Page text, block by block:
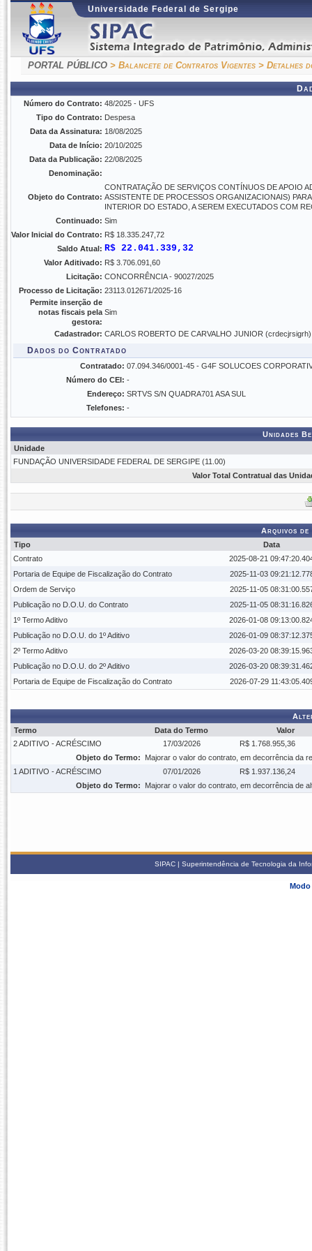
Universidade Federal de Sergipe
PORTAL PÚBLICO > Balancete de Contratos Vigentes > Detalhes
Número do Contrato: 48/2025 - UFS
Tipo do Contrato: Despesa
Data da Assinatura: 18/08/2025
Data de Início: 20/10/2025
Data da Publicação: 22/08/2025
Denominação:
Objeto do Contrato:
CONTRATAÇÃO DE SERVIÇOS CONTÍNUOS DE APOIO
ASSISTENTE DE PROCESSOS ORGANIZACIONAIS)
INTERIOR DO ESTADO, A SEREM EXECUTADOS COM
Continuado: Sim
Valor Inicial do Contrato: R$ 18.335.247,72
Saldo Atual: R$ 22.041.339,32
Valor Aditivado: R$ 3.706.091,60
Licitação: CONCORRÊNCIA - 90027/2025
Processo de Licitação: 23113.012671/2025-16
Permite inserção de
notas fiscais pela
gestora:
Sim
Cadastrador: CARLOS ROBERTO DE CARVALHO JUNIOR (crdecjrsigrh)
Dados do Contratado
Contratado: 07.094.346/0001-45 - G4F SOLUCOES
Número do CEI: -
Endereço: SRTVS S/N QUADRA701 ASA SUL
Telefones: -
Unidades
Unidade
FUNDAÇÃO UNIVERSIDADE FEDERAL DE SERGIPE (11.00)
Valor Total Contratual das
Arquivos
Tipo
Data
Contrato
2025-08-21
Portaria de Equipe de Fiscalização do Contrato
2025-11-03
Ordem de Serviço
2025-11-05
Publicação no D.O.U. do Contrato
2025-11-05
1º Termo Aditivo
2026-01-08
Publicação no D.O.U. do 1º Aditivo
2026-01-09
2º Termo Aditivo
2026-03-20
Publicação no D.O.U. do 2º Aditivo
2026-03-20
Portaria de Equipe de Fiscalização do Contrato
2026-07-29
Termo
Data do Termo
Valor
2 ADITIVO - ACRÉSCIMO
17/03/2026
R$ 1.768.955,36
Objeto do Termo:
Majorar o valor do contrato, em decorrência da
1 ADITIVO - ACRÉSCIMO
07/01/2026
R$ 1.937.136,24
Objeto do Termo:
Majorar o valor do contrato, em decorrência de
SIPAC | Superintendência de Tecnologia da
Modo